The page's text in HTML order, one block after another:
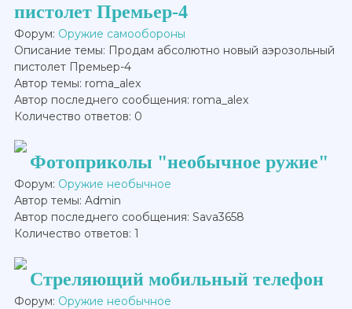
пистолет Премьер-4
Форум: Оружие самообороны
Описание темы: Продам абсолютно новый аэрозольный
пистолет Премьер-4
Автор темы: roma_alex
Автор последнего сообщения: roma_alex
Количество ответов: 0
Фотоприколы "необычное ружие"
Форум: Оружие необычное
Автор темы: Admin
Автор последнего сообщения: Sava3658
Количество ответов: 1
Стреляющий мобильный телефон
Форум: Оружие необычное